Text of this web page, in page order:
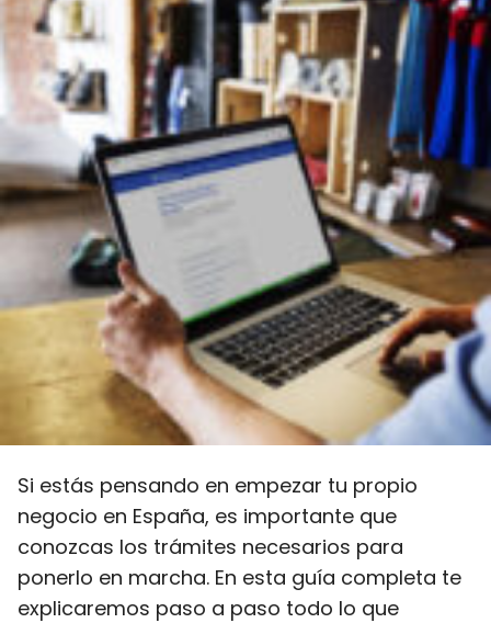
Si estás pensando en empezar tu propio
negocio en España, es importante que
conozcas los trámites necesarios para
ponerlo en marcha. En esta guía completa te
explicaremos paso a paso todo lo que